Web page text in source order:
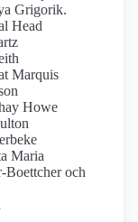
Grigorik.
Head
Marquis
Howe
Maria
Boettcher och